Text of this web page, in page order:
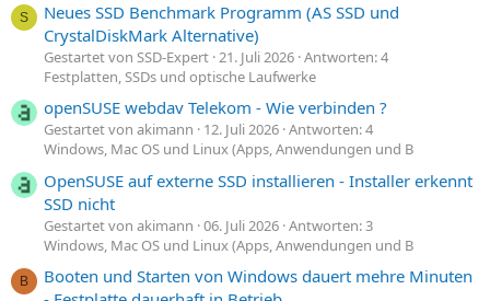
S
Neues SSD Benchmark Programm (AS SSD und
CrystalDiskMark Alternative)
Gestartet von SSD-Expert 21. Juli 2026 Antworten: 4
Festplatten, SSDs und optische Laufwerke
openSUSE webdav Telekom - Wie verbinden ?
Gestartet von akimann 12. Juli 2026 Antworten: 4
Windows, Mac OS und Linux (Apps, Anwendungen und B
OpenSUSE auf externe SSD installieren - Installer erkennt
SSD nicht
Gestartet von akimann 06. Juli 2026 Antworten: 3
Windows, Mac OS und Linux (Apps, Anwendungen und B
B
Booten und Starten von Windows dauert mehre Minuten